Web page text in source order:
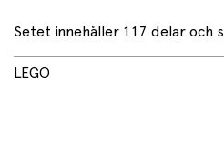
Setet innehåller 117 delar
LEGO